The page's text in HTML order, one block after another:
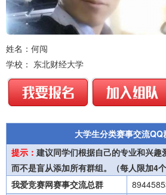
姓名：何闯
学校： 东北财经大学
大学生分类赛事交流QQ
提示： 建议同学们根据自己的专业和兴趣
而不是盲从添加所有群组。（每人限加4
我爱竞赛网赛事交流总群